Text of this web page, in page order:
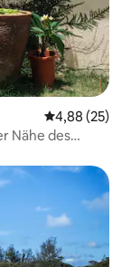
4,88 (25)
Nähe des